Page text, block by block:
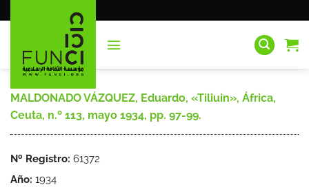
al
MALDONADO VÁZQUEZ, Eduardo, «Tiliuin», África,
Ceuta, n.º 113, mayo 1934, pp. 97-99.
Nº Registro: 61372
Año: 1934